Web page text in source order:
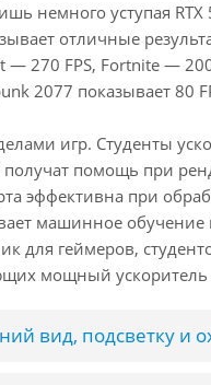
немного уступая RTX
отличные
— 270 FPS, Fortnite —
2077 показывает 80
игр. Студенты
помощь при
эффективна при
машинное обучение
для геймеров,
мощный ускоритель
вид, подсветку и